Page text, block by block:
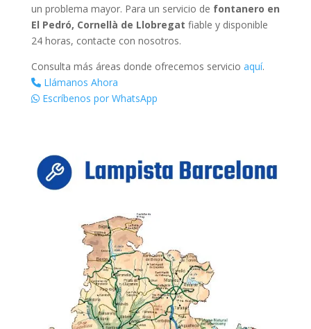
un problema mayor. Para un servicio de fontanero en
El Pedró, Cornellà de Llobregat fiable y disponible
24 horas, contacte con nosotros.
Consulta más áreas donde ofrecemos servicio aquí.
Llámanos Ahora
Escríbenos por WhatsApp